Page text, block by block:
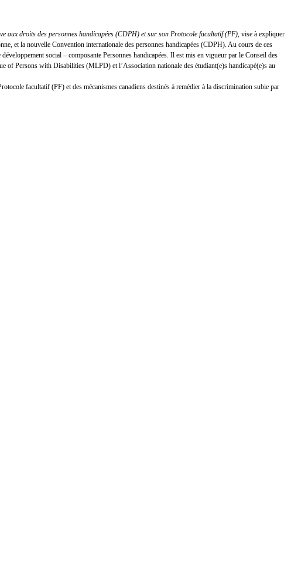
aux droits des personnes handicapées (CDPH) et sur son Protocole facultatif (PF) , vise à expliquer
et la nouvelle Convention internationale des personnes handicapées (CDPH). Au cours de ces
social – composante Personnes handicapées. Il est mis en vigueur par le Conseil des
Persons with Disabilities (MLPD) et l’Association nationale des étudiant(e)s handicapé(e)s au
facultatif (PF) et des mécanismes canadiens destinés à remédier à la discrimination subie par